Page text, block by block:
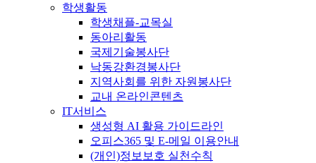
학생활동
학생채플-교목실
동아리활동
국제기술봉사단
낙동강환경봉사단
지역사회를 위한 자원봉사단
교내 온라인콘텐츠
IT서비스
생성형 AI 활용 가이드라인
오피스365 및 E-메일 이용안내
(개인)정보보호 실천수칙